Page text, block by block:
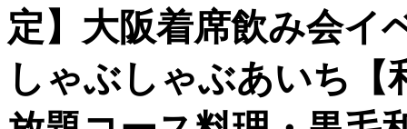
定】大阪着席飲み会イ
しゃぶしゃぶあいち【